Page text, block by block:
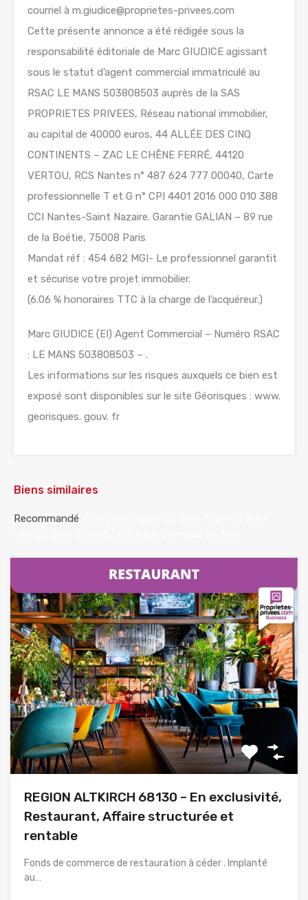
courriel à m.giudice@proprietes-privees.com
Cette présente annonce a été rédigée sous la
responsabilité éditoriale de Marc GIUDICE agissant
sous le statut d’agent commercial immatriculé au
RSAC LE MANS 503808503 auprès de la SAS
PROPRIETES PRIVEES, Réseau national immobilier,
au capital de 40000 euros, 44 ALLÉE DES CINQ
CONTINENTS – ZAC LE CHÊNE FERRÉ, 44120
VERTOU, RCS Nantes n° 487 624 777 00040, Carte
professionnelle T et G n° CPI 4401 2016 000 010 388
CCI Nantes-Saint Nazaire. Garantie GALIAN – 89 rue
de la Boétie, 75008 Paris
Mandat réf : 454 682 MGI- Le professionnel garantit
et sécurise votre projet immobilier.
(6.06 % honoraires TTC à la charge de l’acquéreur.)
Marc GIUDICE (EI) Agent Commercial – Numéro RSAC
: LE MANS 503808503 – .
Les informations sur les risques auxquels ce bien est
exposé sont disponibles sur le site Géorisques : www.
georisques. gouv. fr
Biens similaires
Recommandé
REGION ALTKIRCH 68130 – En exclusivité,
Restaurant, Affaire structurée et
rentable
Fonds de commerce de restauration à céder . Implanté
au…